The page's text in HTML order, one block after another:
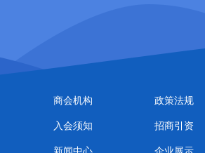
商会机构
入会须知
政策法规
招商引资